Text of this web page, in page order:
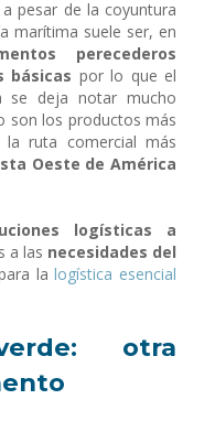
pesar de la coyuntura
marítima suele ser, en
perecederos
básicas por lo que el
se deja notar mucho
son los productos más
la ruta comercial más
Oeste de América
logísticas a
a las necesidades del
lalogística esencial
otra